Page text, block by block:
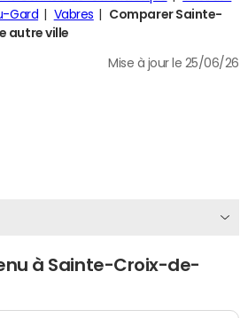
Gard Vabres
Comparer Sainte-
autre ville
Mise à jour le 25/06/26
à Sainte-Croix-de-